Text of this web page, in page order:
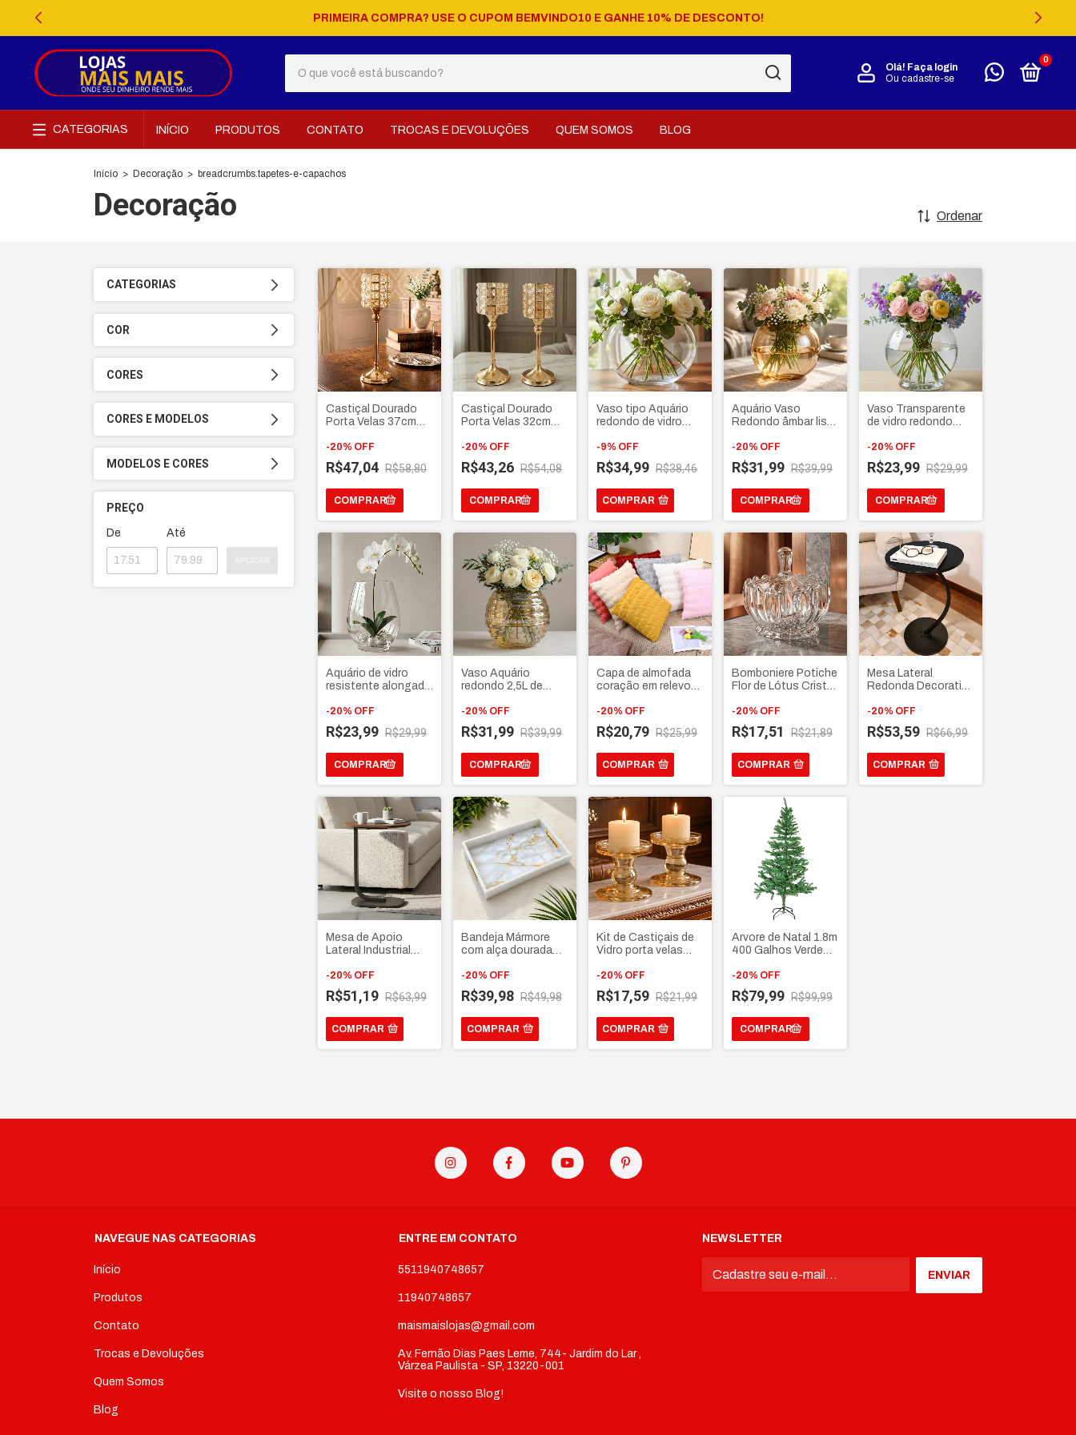
PRIMEIRA COMPRA? USE O CUPOM BEMVINDO10 E GANHE 10% DE DESCONTO!
Olá! Faça login
Ou cadastre-se
0
CATEGORIAS INÍCIO PRODUTOS CONTATO TROCAS E DEVOLUÇÕES QUEM SOMOS BLOG
Início > Decoração > breadcrumbs.tapetes-e-capachos
Decoração Ordenar
CATEGORIAS
COR
CORES
CORES E MODELOS
MODELOS E CORES
PREÇO
De Até
Castiçal Dourado
Porta Velas 37cm
vela
-20% OFF
R$47,04 R$58,80
Castiçal Dourado
Porta Velas 32cm
vela
-20% OFF
R$43,26 R$54,08
Vaso tipo Aquário
redondo de vidro
-9% OFF
R$34,99 R$38,46
COMPRAR
Aquário Vaso
Redondo âmbar liso
decorativo para
montar terrários
Plantas
-20% OFF
R$31,99 R$39,99
Vaso Transparente
de vidro redondo
-20% OFF
R$23,99 R$29,99
Aquário de vidro
resistente alongado
aquários, terrários e
Plantas
-20% OFF
R$23,99 R$29,99
Vaso Aquário
redondo 2,5L de
Âmbar Multiuso
decorativo para
arranjos Peixes
Terrários
-20% OFF
R$31,99 R$39,99
Capa de almofada
coração em relevo
-20% OFF
R$20,79 R$25,99
COMPRAR
Bomboniere Potiche
Flor de Lótus Cristal
– Porta doces
Baleiro Açucareiro
decorativo luxo
-20% OFF
R$17,51 R$21,89
COMPRAR
Mesa Lateral
Redonda Decorativa
Sofá Cama Multiuso
estilo industrial
-20% OFF
R$53,59 R$66,99
COMPRAR
Mesa de Apoio
Lateral Industrial
para Sofá e Cama -
Base Ferro e Tampo
MDF Luxo
-20% OFF
R$51,19 R$63,99
COMPRAR
Bandeja Mármore
com alça dourada
Para Mesa Cozinha
Quarto Cantinho do
café
-20% OFF
R$39,98 R$49,98
COMPRAR
Kit de Castiçais de
Vidro porta velas
-20% OFF
R$17,59 R$21,99
COMPRAR
Arvore de Natal 1.8m
400 Galhos Verde
-20% OFF
R$79,99 R$99,99
NAVEGUE NAS CATEGORIAS
Início
Produtos
Contato
Trocas e Devoluções
Quem Somos
Blog
ENTRE EM CONTATO
5511940748657
11940748657
maismaislojas@gmail.com
Av. Fernão Dias Paes Leme, 744- Jardim do Lar ,
Várzea Paulista - SP, 13220-001
Visite o nosso Blog!
NEWSLETTER